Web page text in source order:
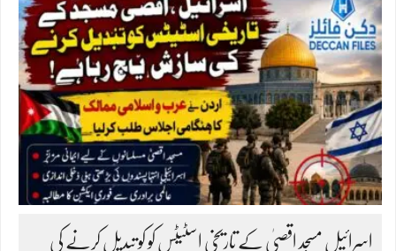
اسرائیل مسجد اقصیٰ کے تاریخی اسٹیٹس کو کو تبدیل کرنے کی